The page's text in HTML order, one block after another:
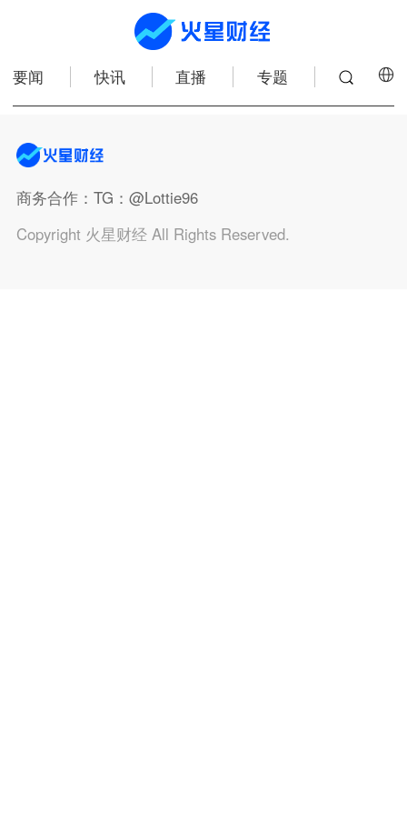
要闻 快讯 直播 专题
商务合作：TG：@Lottie96
Copyright 火星财经 All Rights Reserved.